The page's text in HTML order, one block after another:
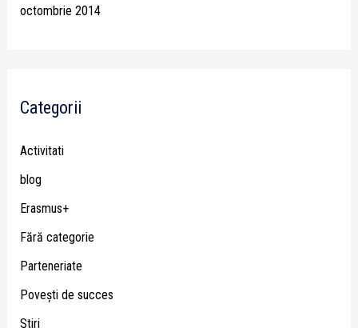
octombrie 2014
Categorii
Activitati
blog
Erasmus+
Fără categorie
Parteneriate
Poveşti de succes
Stiri